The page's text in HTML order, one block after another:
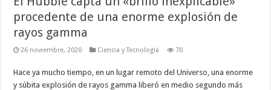
procedente de una enorme explosión de
rayos gamma
26 noviembre, 2020 Ciencia y Tecnología 70
Hace ya mucho tiempo, en un lugar remoto del Universo, una enorme
y súbita explosión de rayos gamma liberó en medio segundo más